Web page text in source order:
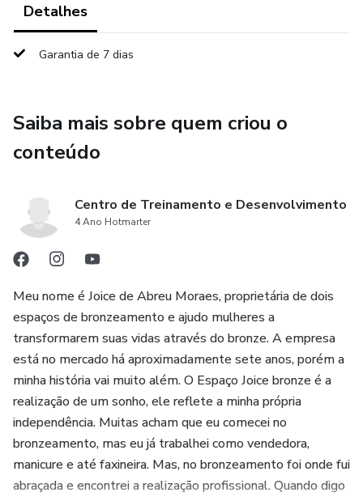
Detalhes
Garantia de 7 dias
Saiba mais sobre quem criou o
conteúdo
Centro de Treinamento e Desenvolvimento
4 Ano Hotmarter
Meu nome é Joice de Abreu Moraes, proprietária de dois
espaços de bronzeamento e ajudo mulheres a
transformarem suas vidas através do bronze. A empresa
está no mercado há aproximadamente sete anos, porém a
minha história vai muito além. O Espaço Joice bronze é a
realização de um sonho, ele reflete a minha própria
independência. Muitas acham que eu comecei no
bronzeamento, mas eu já trabalhei como vendedora,
manicure e até faxineira. Mas, no bronzeamento foi onde fui
abraçada e encontrei a realização profissional. Quando digo